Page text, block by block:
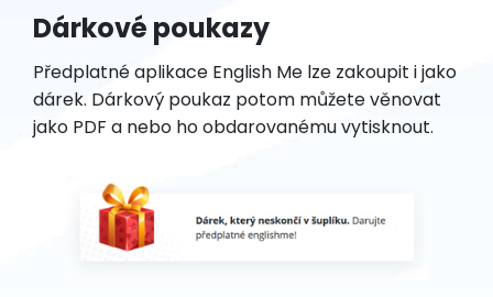
Dárkové poukazy
Předplatné aplikace English Me lze zakoupit i jako
dárek. Dárkový poukaz potom můžete věnovat
jako PDF a nebo ho obdarovanému vytisknout.